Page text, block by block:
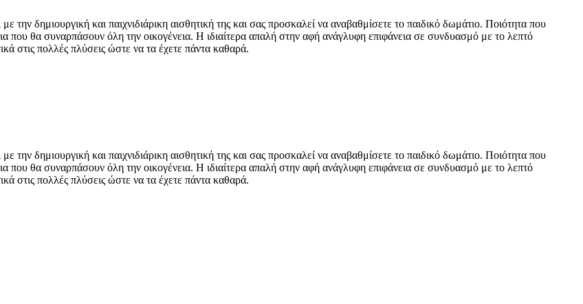
δημιουργική και παιχνιδιάρικη αισθητική της και σας προσκαλεί να αναβαθμίσετε το παιδικό δωμάτιο. Ποιότητα που
που θα συναρπάσουν όλη την οικογένεια. Η ιδιαίτερα απαλή στην αφή ανάγλυφη επιφάνεια σε συνδυασμό με το λεπτό
στις πολλές πλύσεις ώστε να τα έχετε πάντα καθαρά.
δημιουργική και παιχνιδιάρικη αισθητική της και σας προσκαλεί να αναβαθμίσετε το παιδικό δωμάτιο. Ποιότητα που
που θα συναρπάσουν όλη την οικογένεια. Η ιδιαίτερα απαλή στην αφή ανάγλυφη επιφάνεια σε συνδυασμό με το λεπτό
στις πολλές πλύσεις ώστε να τα έχετε πάντα καθαρά.